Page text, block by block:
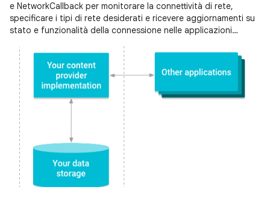
e NetworkCallback per monitorare la connettività di rete,
specificare i tipi di rete desiderati e ricevere aggiornamenti su
stato e funzionalità della connessione nelle applicazioni